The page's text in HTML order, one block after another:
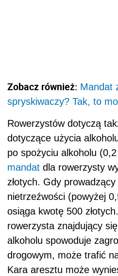
Zobacz również: Mandat
spryskiwaczy? Tak, to
Rowerzystów dotyczą
dotyczące użycia
po spożyciu alkoholu
mandat dla rowerzysty
złotych. Gdy
nietrzeźwości (powyżej
osiąga kwotę 500
rowerzysta znajdujący
alkoholu spowoduje
drogowym, może trafić
Kara aresztu może